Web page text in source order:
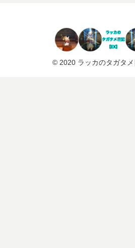
© 2020 ラッカのタガタ